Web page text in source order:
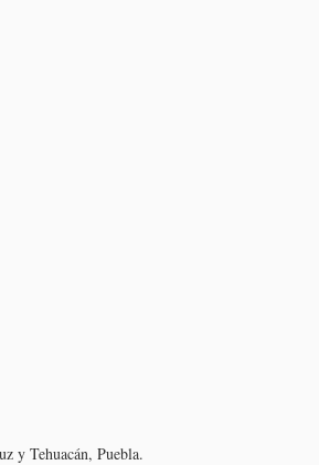
y Tehuacán, Puebla.